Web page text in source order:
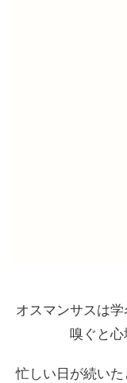
オスマンサスは
嗅ぐと心
忙しい日が続い